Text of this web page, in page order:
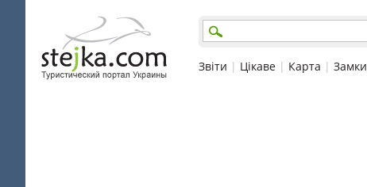
Звіти | Цікаве | Карта | Замки